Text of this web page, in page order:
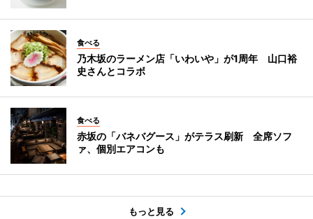
食べる
乃木坂のラーメン店「いわいや」が1周年 山口裕
史さんとコラボ
食べる
赤坂の「バネバグース」がテラス刷新 全席ソフ
ァ、個別エアコンも
もっと見る